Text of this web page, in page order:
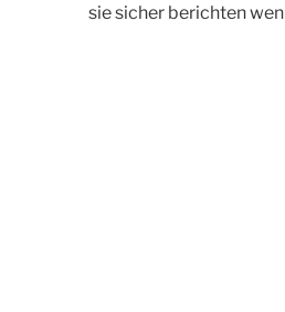
sie sicher berichten